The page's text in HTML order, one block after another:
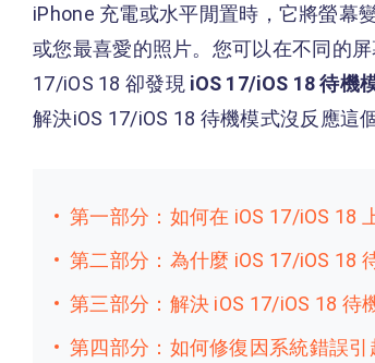
iPhone 充電或水平閒置時，它將螢幕
或您最喜愛的照片。您可以在不同的
17/iOS 18 卻發現 iOS 17/iOS 18 待機
解決iOS 17/iOS 18 待機模式沒反應這
第一部分：如何在 iOS 17/iOS 18
第二部分：為什麼 iOS 17/iOS 18
第三部分：解決 iOS 17/iOS 18 待
第四部分：如何修復因系統錯誤